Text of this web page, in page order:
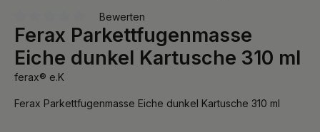
Durchschnittliche Bewertung von 0 von 5 Sternen
Bewerten
Ferax Parkettfugenmasse
Eiche dunkel Kartusche 310 ml
ferax® e.K
Ferax Parkettfugenmasse Eiche dunkel Kartusche 310 ml